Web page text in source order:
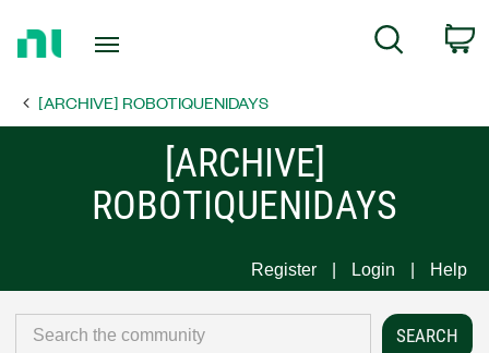
Page
Search
[ARCHIVE] ROBOTIQUENIDAYS
[ARCHIVE]
ROBOTIQUENIDAYS
Register Login Help